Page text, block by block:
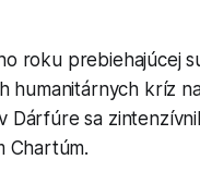
roku prebiehajúcej
humanitárnych kríz
Dárfúre sa
Chartúm.